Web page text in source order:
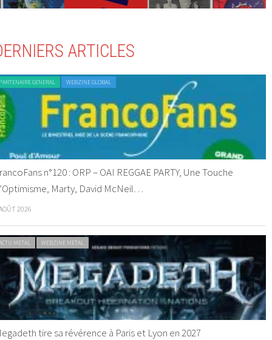
ARTICLES
GENERAL WEBZINE GLOBAL
n°120 : ORP – OAI REGGAE PARTY, Une Touche
Marty, David McNeil…
2026
METAL WEBZINE METAL
tire sa révérence à Paris et Lyon en 2027